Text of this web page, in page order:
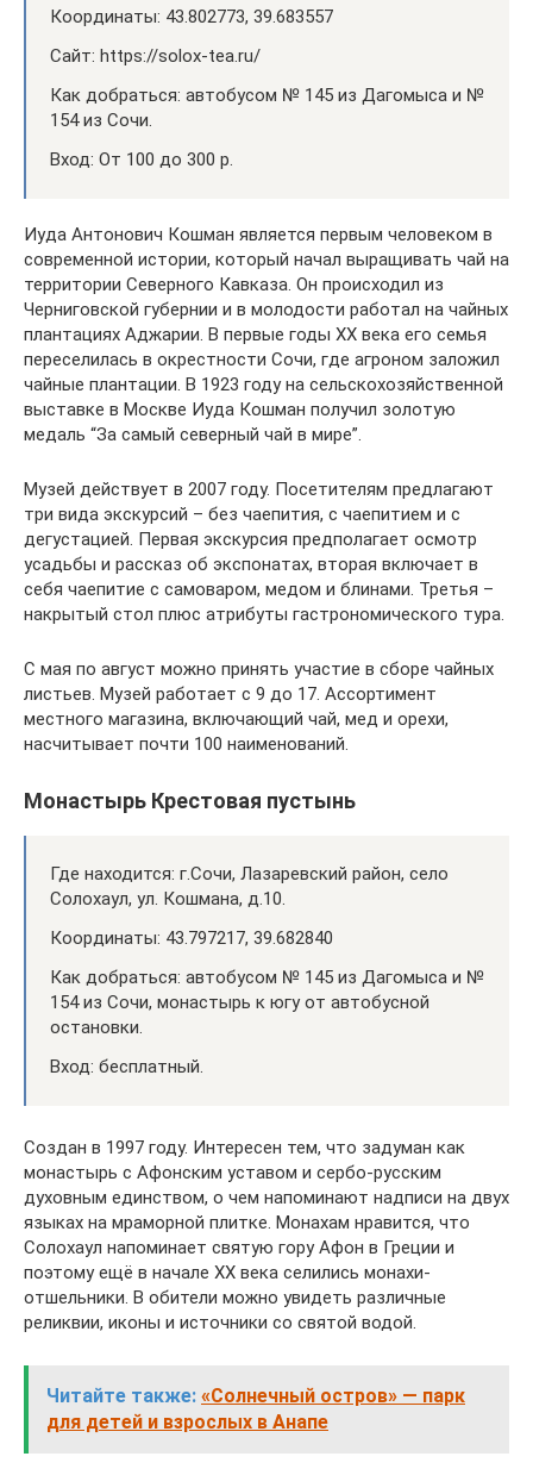
Координаты: 43.802773, 39.683557
Сайт: https://solox-tea.ru/
Как добраться: автобусом № 145 из Дагомыса и №
154 из Сочи.
Вход: От 100 до 300 р.
Иуда Антонович Кошман является первым человеком в
современной истории, который начал выращивать чай на
территории Северного Кавказа. Он происходил из
Черниговской губернии и в молодости работал на чайных
плантациях Аджарии. В первые годы XX века его семья
переселилась в окрестности Сочи, где агроном заложил
чайные плантации. В 1923 году на сельскохозяйственной
выставке в Москве Иуда Кошман получил золотую
медаль “За самый северный чай в мире”.
Музей действует в 2007 году. Посетителям предлагают
три вида экскурсий – без чаепития, с чаепитием и с
дегустацией. Первая экскурсия предполагает осмотр
усадьбы и рассказ об экспонатах, вторая включает в
себя чаепитие с самоваром, медом и блинами. Третья –
накрытый стол плюс атрибуты гастрономического тура.
С мая по август можно принять участие в сборе чайных
листьев. Музей работает с 9 до 17. Ассортимент
местного магазина, включающий чай, мед и орехи,
насчитывает почти 100 наименований.
Монастырь Крестовая пустынь
Где находится: г.Сочи, Лазаревский район, село
Солохаул, ул. Кошмана, д.10.
Координаты: 43.797217, 39.682840
Как добраться: автобусом № 145 из Дагомыса и №
154 из Сочи, монастырь к югу от автобусной
остановки.
Вход: бесплатный.
Создан в 1997 году. Интересен тем, что задуман как
монастырь с Афонским уставом и сербо-русским
духовным единством, о чем напоминают надписи на двух
языках на мраморной плитке. Монахам нравится, что
Солохаул напоминает святую гору Афон в Греции и
поэтому ещё в начале XX века селились монахи-
отшельники. В обители можно увидеть различные
реликвии, иконы и источники со святой водой.
Читайте также: «Солнечный остров» — парк
для детей и взрослых в Анапе